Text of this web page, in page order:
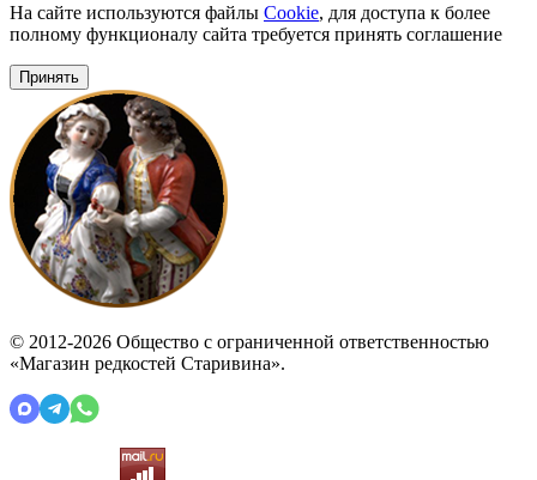
На сайте используются файлы Cookie, для доступа к более
полному функционалу сайта требуется принять соглашение
Принять
© 2012-2026 Общество с ограниченной ответственностью
«Магазин редкостей Старивина».